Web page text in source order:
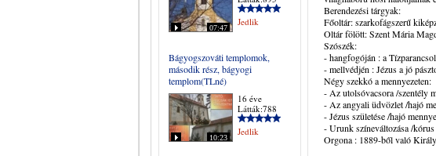
07:47
Jedlik
Bágyogszováti templomok,
második rész, bágyogi
templom(TLné)
10:23
16 éve
Látták:788
Jedlik
Berendezési tárgyak:
Főoltár: szarkofágszerű
Oltár fölött: Szent Mária
Szószék:
- hangfogóján : a
- mellvédjén : Jézus a jó
Négy szekkó a mennyezeten:
- Az utolsóvacsora /szentély
- Az angyali üdvözlet /hajó
- Jézus születése /hajó
- Urunk színeváltozása /kórus
Orgona : 1889-ből való